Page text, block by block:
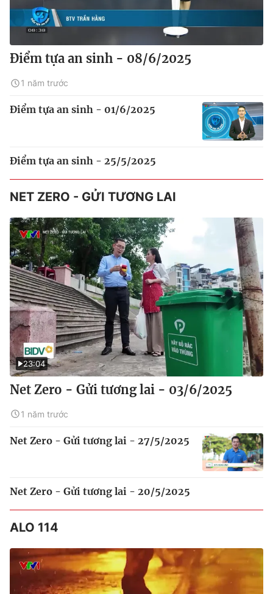
Điểm tựa an sinh - 08/6/2025
1 năm trước
Điểm tựa an sinh - 01/6/2025
Điểm tựa an sinh - 25/5/2025
NET ZERO - GỬI TƯƠNG LAI
23:04
Net Zero - Gửi tương lai - 03/6/2025
1 năm trước
Net Zero - Gửi tương lai - 27/5/2025
Net Zero - Gửi tương lai - 20/5/2025
ALO 114